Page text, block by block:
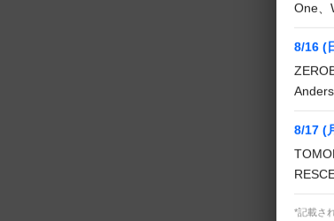
One、
8/16 (
8/17 (
*記載さ